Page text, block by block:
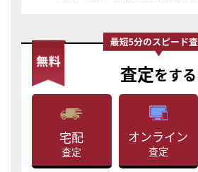
査定をする
宅配
査定
オンライン
査定